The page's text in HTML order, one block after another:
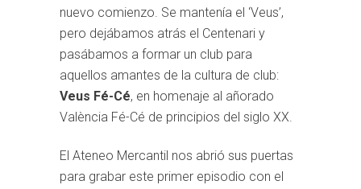
nuevo comienzo. Se mantenía el ‘Veus’,
pero dejábamos atrás el Centenari y
pasábamos a formar un club para
aquellos amantes de la cultura de club:
Veus Fé-Cé, en homenaje al añorado
València Fé-Cé de principios del siglo XX.
El Ateneo Mercantil nos abrió sus puertas
para grabar este primer episodio con el